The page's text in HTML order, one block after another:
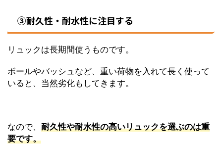
③耐久性・耐水性に注目する
リュックは長期間使うものです。
ボールやバッシュなど、重い荷物を入れて長く使って
いると、当然劣化もしてきます。
なので、 耐久性や耐水性の高いリュックを選ぶのは重
要です。